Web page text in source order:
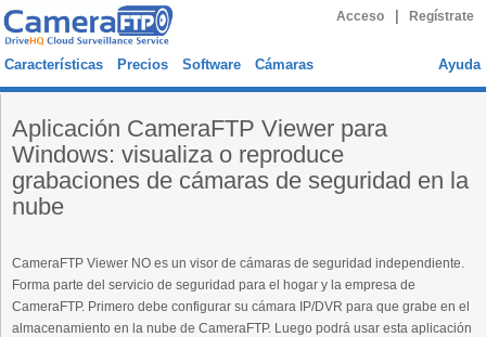
Acceso Regístrate
Características Precios Software Cámaras Ayuda
Aplicación CameraFTP Viewer para
Windows: visualiza o reproduce
grabaciones de cámaras de seguridad en la
nube
CameraFTP Viewer NO es un visor de cámaras de seguridad independiente.
Forma parte del servicio de seguridad para el hogar y la empresa de
CameraFTP. Primero debe configurar su cámara IP/DVR para que grabe en el
almacenamiento en la nube de CameraFTP. Luego podrá usar esta aplicación